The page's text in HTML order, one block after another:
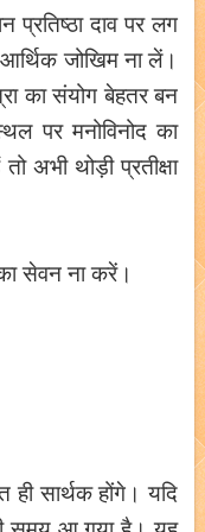
प्रतिष्ठा दाव पर लग
जोखिम ना लें।
का संयोग बेहतर बन
पर मनोविनोद का
अभी थोड़ी प्रतीक्षा
सेवन ना करें।
ही सार्थक होंगे। यदि